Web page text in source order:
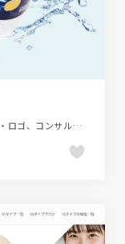
ECサイト、オンラインサービス、グラフィック・ロゴ、コンサルティング、サービス紹介、ブランド・サービスサイト、飲料・食品